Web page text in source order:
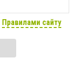
Правилами сайту